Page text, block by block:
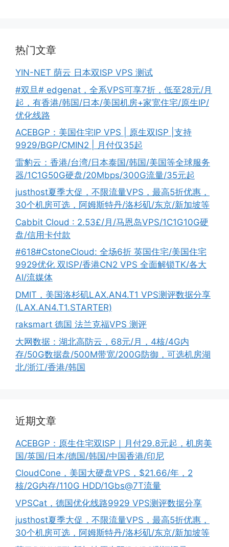
热门文章
YIN-NET 荫云 日本双ISP VPS 测试
#双旦# edgenat，全系VPS可享7折，低至28元/月
起，有香港/韩国/日本/美国机房+家宽住宅/原生IP/
优化线路
ACEBGP：美国住宅IP VPS | 原生双ISP |支持
9929/BGP/CMIN2 | 月付仅35起
雷豹云：香港/台湾/日本泰国/韩国/美国等全球服务
器/1C1G50G硬盘/20Mbps/300G流量/35元起
justhost夏季大促，不限流量VPS，最高5折优惠，
30个机房可选，阿姆斯特丹/洛杉矶/东京/新加坡等
Cabbit Cloud : 2.53£/月/马恩岛VPS/1C1G10G硬
盘/信用卡付款
#618#CstoneCloud: 全场6折 英国住宅/美国住宅
9929优化 双ISP/香港CN2 VPS 全面解锁TK/各大
AI/流媒体
DMIT，美国洛杉矶LAX.AN4.T1 VPS测评数据分享
(LAX.AN4.T1.STARTER)
raksmart 德国 法兰克福VPS 测评
大网数据：湖北高防云，68元/月，4核/4G内
存/50G数据盘/500M带宽/200G防御，可选机房湖
北/浙江/香港/韩国
近期文章
ACEBGP：原生住宅双ISP｜月付29.8元起，机房美
国/英国/日本/德国/韩国/中国香港/印尼
CloudCone，美国大硬盘VPS，$21.66/年，2
核/2G内存/110G HDD/1Gbs@7T流量
VPSCat，德国优化线路9929 VPS测评数据分享
justhost夏季大促，不限流量VPS，最高5折优惠，
30个机房可选，阿姆斯特丹/洛杉矶/东京/新加坡等